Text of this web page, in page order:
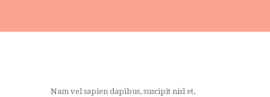
Nam vel sapien dapibus, suscipit nisl et,